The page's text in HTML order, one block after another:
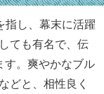
指し、幕末に活躍
ても有名で、伝
す。爽やかなブル
どと、相性良く